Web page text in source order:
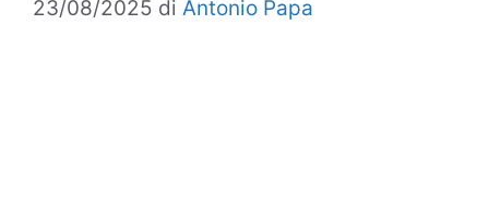
23/08/2025 di Antonio Papa